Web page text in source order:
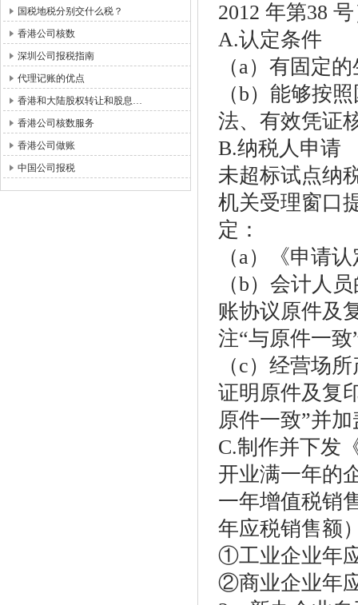
国税地税分别交什么税？
香港公司核数
深圳公司报税指南
代理记账的优点
香港和大陆股权转让和股息…
香港公司核数服务
香港公司做账
中国公司报税
2012 年第38
A.认定条件
（a）有固定
（b）能够按
法、有效凭证
B.纳税人申请
未超标试点纳
机关受理窗口
定：
（a）《申请
（b）会计人
账协议原件及
注“与原件一
（c）经营场
证明原件及复
原件一致”并
C.制作并下发
开业满一年的
一年增值税销
年应税销售额
①工业企业年
②商业企业年